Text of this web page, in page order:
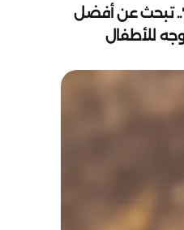
تبحث عن أفضل
للأطفال